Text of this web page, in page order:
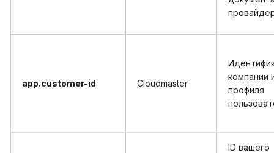
app.customer-id Cloudmaster
компании
профиля
ID вашего